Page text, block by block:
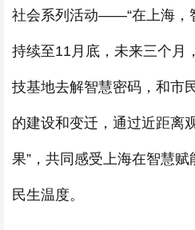
社会系列活动——“在上海，
持续至11月底，未来三个月
技基地去解智慧密码，和市
的建设和变迁，通过近距离
果”，共同感受上海在智慧
民生温度。